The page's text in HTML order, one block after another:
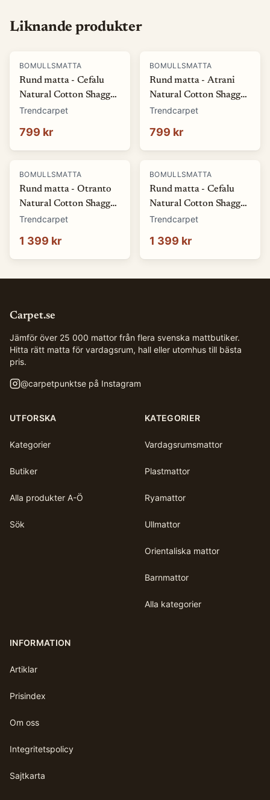
Liknande produkter
BOMULLSMATTA
Rund matta - Cefalu
Natural Cotton Shaggy
(multi) (Storlek: Ø 120
Trendcarpet
799 kr
BOMULLSMATTA
Rund matta - Atrani
Natural Cotton Shaggy
(orange) (Storlek: Ø 120
Trendcarpet
799 kr
BOMULLSMATTA
Rund matta - Otranto
Natural Cotton Shaggy
(taupe) (Storlek: Ø 160
Trendcarpet
1 399 kr
BOMULLSMATTA
Rund matta - Cefalu
Natural Cotton Shaggy
(multi) (Storlek: Ø 160
Trendcarpet
1 399 kr
Carpet.se
Jämför över 25 000 mattor från flera svenska mattbutiker.
Hitta rätt matta för vardagsrum, hall eller utomhus till bästa
pris.
@carpetpunktse på Instagram
UTFORSKA
Kategorier
Butiker
Alla produkter A-Ö
Sök
KATEGORIER
Vardagsrumsmattor
Plastmattor
Ryamattor
Ullmattor
Orientaliska mattor
Barnmattor
Alla kategorier
INFORMATION
Artiklar
Prisindex
Om oss
Integritetspolicy
Sajtkarta